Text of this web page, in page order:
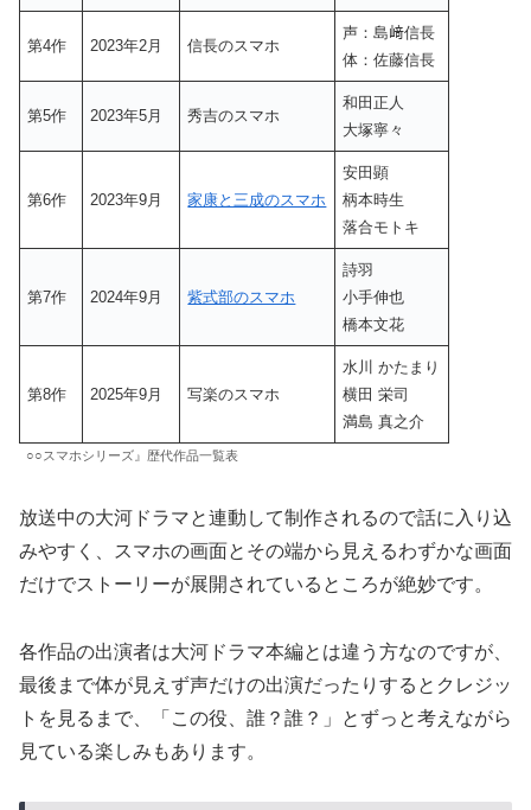
第4作 2023年2月 信長のスマホ
声：島﨑信長
体：佐藤信長
第5作 2023年5月 秀吉のスマホ
和田正人
大塚寧々
第6作 2023年9月 家康と三成のスマホ
安田顕
柄本時生
落合モトキ
第7作 2024年9月 紫式部のスマホ
詩羽
小手伸也
橋本文花
第8作 2025年9月 写楽のスマホ
水川 かたまり
横田 栄司
満島 真之介
○○スマホシリーズ』歴代作品一覧表
放送中の大河ドラマと連動して制作されるので話に入り込
みやすく、スマホの画面とその端から見えるわずかな画面
だけでストーリーが展開されているところが絶妙です。
各作品の出演者は大河ドラマ本編とは違う方なのですが、
最後まで体が見えず声だけの出演だったりするとクレジッ
トを見るまで、「この役、誰？誰？」とずっと考えながら
見ている楽しみもあります。